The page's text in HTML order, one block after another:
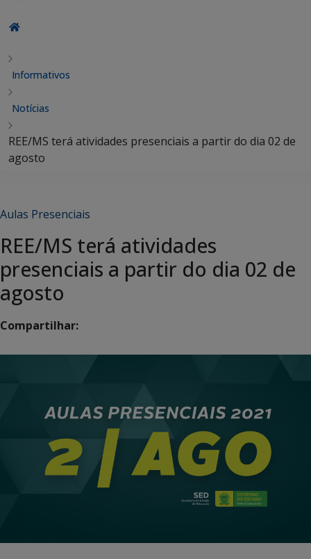
Informativos
Notícias
REE/MS terá atividades presenciais a partir do dia 02 de
agosto
Aulas Presenciais
REE/MS terá atividades
presenciais a partir do dia 02 de
agosto
Compartilhar: